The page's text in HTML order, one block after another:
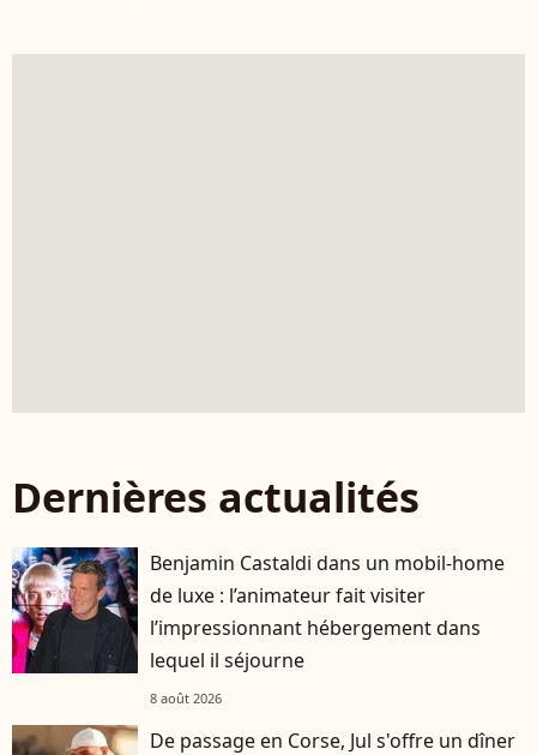
Dernières actualités
Benjamin Castaldi dans un mobil-home
de luxe : l’animateur fait visiter
l’impressionnant hébergement dans
lequel il séjourne
8 août 2026
De passage en Corse, Jul s'offre un dîner